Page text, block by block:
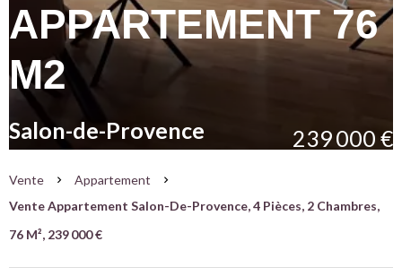
APPARTEMENT 76
M2
Salon-de-Provence 239 000 €
Vente
Appartement
Vente Appartement Salon-De-Provence, 4 Pièces, 2 Chambres,
76 M², 239 000 €